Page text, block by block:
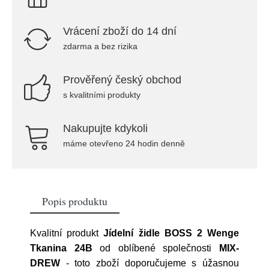
Vrácení zboží do 14 dní
zdarma a bez rizika
Prověřený český obchod
s kvalitními produkty
Nakupujte kdykoli
máme otevřeno 24 hodin denně
Popis produktu
Kvalitní produktJídelní židle BOSS 2 Wenge
Tkanina 24B od oblíbené společnosti
MIX-
DREW - toto zboží doporučujeme s úžasnou